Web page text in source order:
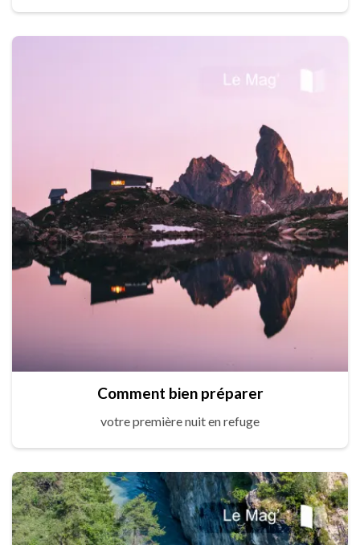
Comment bien préparer
votre première nuit en refuge